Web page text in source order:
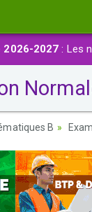
2026-2027 : Les
B